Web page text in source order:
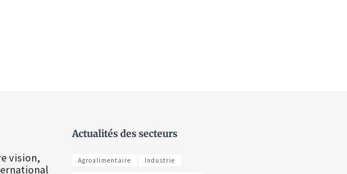
vision,
Actualités des secteurs
Agroalimentaire Industrie